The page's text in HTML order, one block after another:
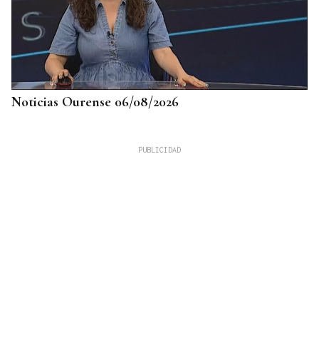
Noticias Ourense 06/08/2026